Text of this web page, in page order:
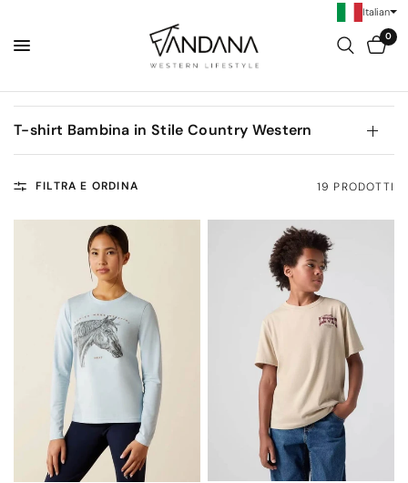
0
T-shirt Bambina in Stile Country Western
FILTRA E ORDINA 19 PRODOTTI
Italian